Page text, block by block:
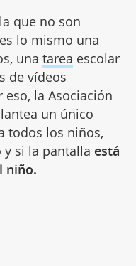
que no son
lo mismo una
una tarea escolar
de vídeos
la Asociación
un único
todos los niños,
si la pantalla está
niño.